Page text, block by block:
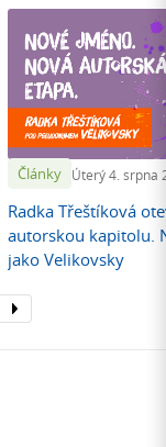
Články Úterý 4. srpna
Radka Třeštíková
autorskou kapitolu.
jako Velikovsky